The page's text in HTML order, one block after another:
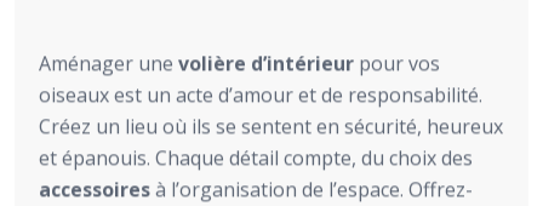
Aménager une volière d’intérieur pour vos
oiseaux est un acte d’amour et de responsabilité.
Créez un lieu où ils se sentent en sécurité, heureux
et épanouis. Chaque détail compte, du choix des
accessoiresà l’organisation de l’espace. Offrez-